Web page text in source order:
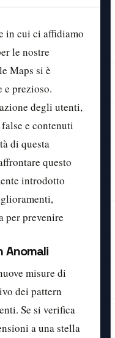
in cui ci affidiamo
le nostre
Maps si è
e prezioso.
degli utenti,
e contenuti
di questa
questo
introdotto
per prevenire
Anomali
misure di
dei pattern
Se si verifica
a una stella